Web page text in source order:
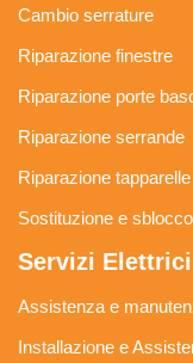
Cambio serrature
Riparazione finestre
Riparazione porte
Riparazione serrande
Riparazione tapparelle
Sostituzione e
Servizi
Assistenza e
Installazione e